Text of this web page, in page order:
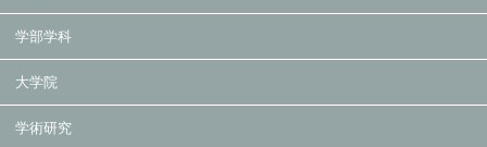
学部学科
大学院
学術研究